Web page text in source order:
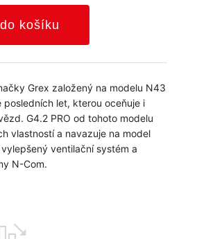
košíku
Grex založený na modelu N43
posledních let, kterou oceňuje i
G4.2 PRO od tohoto modelu
vlastností a navazuje na model
ventilační systém a
N-Com.